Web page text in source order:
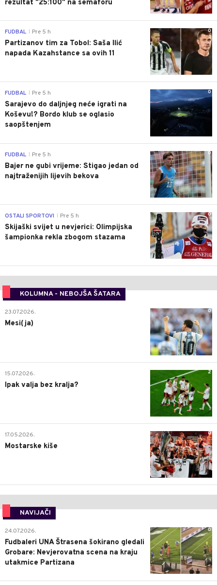
rezultat "25:100" na semaforu
0
FUDBAL Pre 5 h
Partizanov tim za Tobol: Saša Ilić
napada Kazahstance sa ovih 11
0
FUDBAL Pre 5 h
Sarajevo do daljnjeg neće igrati na
Koševu!? Bordo klub se oglasio
saopštenjem
0
FUDBAL Pre 5 h
Bajer ne gubi vrijeme: Stigao jedan od
najtraženijih lijevih bekova
0
OSTALI SPORTOVI Pre 5 h
Skijaški svijet u nevjerici: Olimpijska
šampionka rekla zbogom stazama
KOLUMNA - NEBOJŠA ŠATARA
0
23.07.2026.
Mesi(ja)
2
15.07.2026.
Ipak valja bez kralja?
0
17.05.2026.
Mostarske kiše
NAVIJAČI
0
24.07.2026.
Fudbaleri UNA Štrasena šokirano gledali
Grobare: Nevjerovatna scena na kraju
utakmice Partizana